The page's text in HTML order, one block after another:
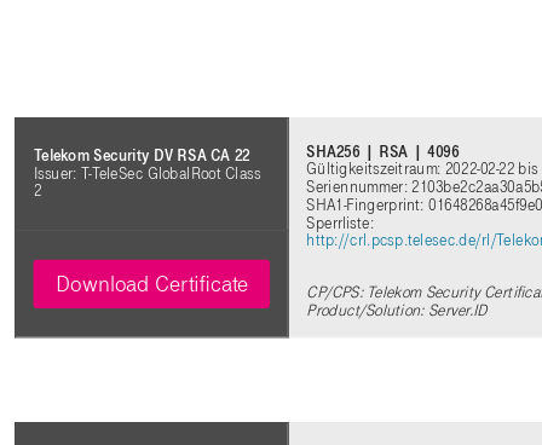
Telekom Security DV RSA CA 22
Issuer: T-TeleSec GlobalRoot Class
2
SHA256 | RSA | 4096
Gültigkeitszeitraum: 2022-02-22 bis
Seriennummer:
SHA1-Fingerprint:
Sperrliste:
http://crl.pcsp.telesec.de/rl/
CP/CPS: Telekom Security
Product/Solution: Server.ID
Download Certificate